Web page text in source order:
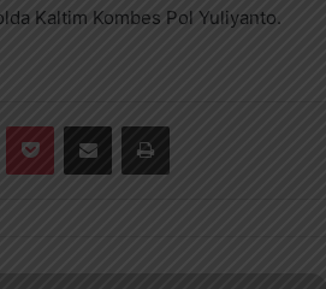
Kaltim Kombes Pol Yuliyanto.